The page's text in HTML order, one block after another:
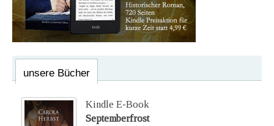
unsere Bücher
Kindle E-Book
Septemberfrost